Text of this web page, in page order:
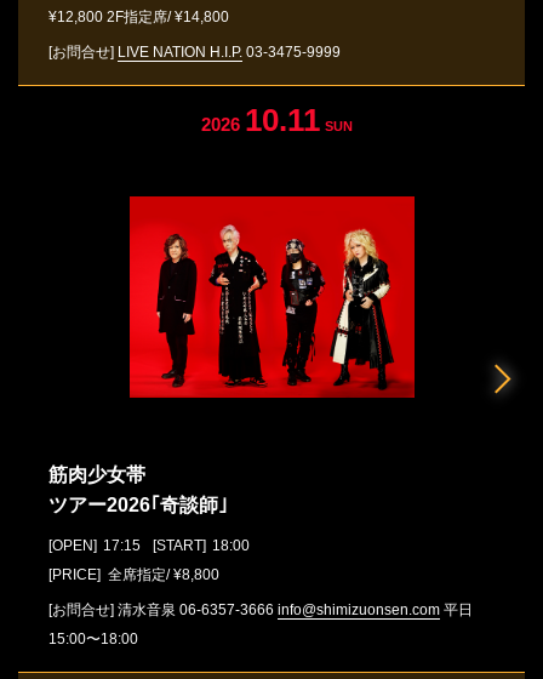
¥12,800 2F指定席/ ¥14,800
[お問合せ] LIVE NATION H.I.P. 03-3475-9999
2026 10.11 SUN
筋肉少女帯
ツアー2026｢奇談師｣
[OPEN] 17:15 [START] 18:00
[PRICE] 全席指定/ ¥8,800
[お問合せ] 清水音泉 06-6357-3666 info@shimizuonsen.com 平⽇
15:00〜18:00